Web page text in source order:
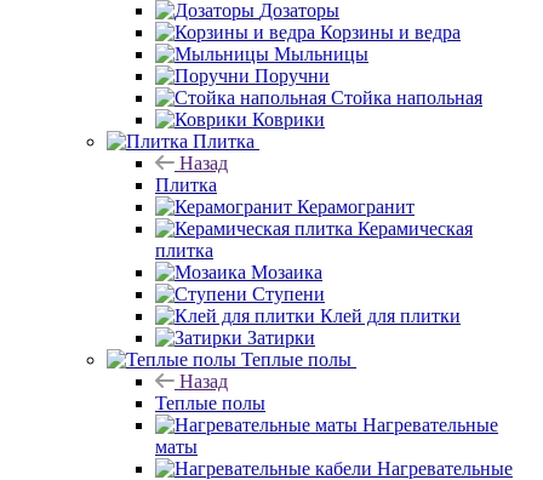
Полотенцедержатели
Стаканы
Дозаторы
Корзины и ведра
Мыльницы
Плитка
Назад
Плитка
Керамогранит
плитка
Мозаика
Ступени
Затирки
Теплые полы
Назад
Теплые полы